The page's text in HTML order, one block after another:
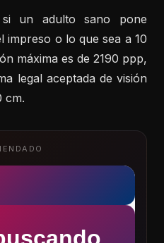
un adulto sano pone
impreso o lo que sea a 10
máxima es de 2190 ppp,
legal aceptada de visión
cm.